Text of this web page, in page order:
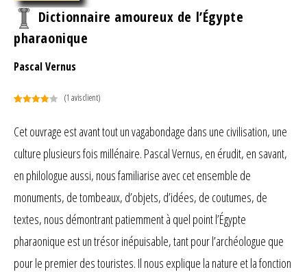
Dictionnaire amoureux de l’Égypte
pharaonique
Pascal Vernus
basé
sur
client
(1 avis client)
Cet ouvrage est avant tout un vagabondage dans une civilisation, une
culture plusieurs fois millénaire. Pascal Vernus, en érudit, en savant,
en philologue aussi, nous familiarise avec cet ensemble de
monuments, de tombeaux, d’objets, d’idées, de coutumes, de
textes, nous démontrant patiemment à quel point l’Égypte
pharaonique est un trésor inépuisable, tant pour l’archéologue que
pour le premier des touristes. Il nous explique la nature et la fonction